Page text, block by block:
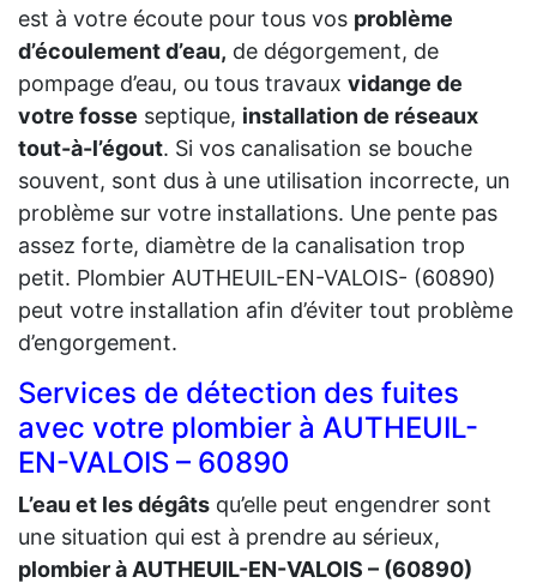
est à votre écoute pour tous vos problème
d’écoulement d’eau, de dégorgement, de
pompage d’eau, ou tous travaux vidange de
votre fosse septique, installation de réseaux
tout-à-l’égout. Si vos canalisation se bouche
souvent, sont dus à une utilisation incorrecte, un
problème sur votre installations. Une pente pas
assez forte, diamètre de la canalisation trop
petit. Plombier AUTHEUIL-EN-VALOIS- (60890)
peut votre installation afin d’éviter tout problème
d’engorgement.
Services de détection des fuites
avec votre plombier à AUTHEUIL-
EN-VALOIS – 60890
L’eau et les dégâts qu’elle peut engendrer sont
une situation qui est à prendre au sérieux,
plombier à AUTHEUIL-EN-VALOIS – (60890)